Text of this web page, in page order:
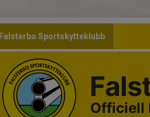
Falsterbo Sportskytteklubb
Officiell